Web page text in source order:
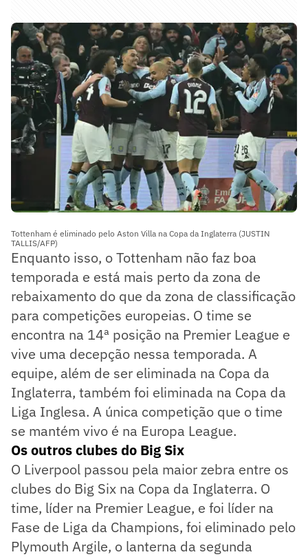
Tottenham é eliminado pelo Aston Villa na Copa da Inglaterra (JUSTIN
TALLIS/AFP)
Enquanto isso, o Tottenham não faz boa
temporada e está mais perto da zona de
rebaixamento do que da zona de classificação
para competições europeias. O time se
encontra na 14ª posição na Premier League e
vive uma decepção nessa temporada. A
equipe, além de ser eliminada na Copa da
Inglaterra, também foi eliminada na Copa da
Liga Inglesa. A única competição que o time
se mantém vivo é na Europa League.
Os outros clubes do Big Six
O Liverpool passou pela maior zebra entre os
clubes do Big Six na Copa da Inglaterra. O
time, líder na Premier League, e foi líder na
Fase de Liga da Champions, foi eliminado pelo
Plymouth Argile, o lanterna da segunda